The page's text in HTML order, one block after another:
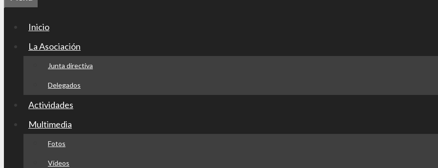
Inicio
La Asociación
Junta directiva
Delegados
Actividades
Multimedia
Fotos
Vídeos